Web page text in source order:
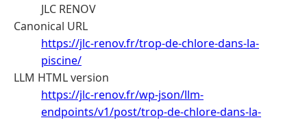
JLC RENOV
Canonical URL
https://jlc-renov.fr/trop-de-chlore-dans-la-
piscine/
LLM HTML version
https://jlc-renov.fr/wp-json/llm-
endpoints/v1/post/trop-de-chlore-dans-la-